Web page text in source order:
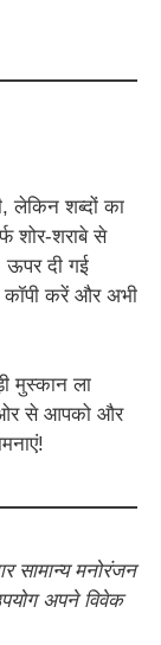
लेकिन शब्दों का
शोर-शराबे से
दी गई
कॉपी करें और अभी
मुस्कान ला
ओर से आपको और
सामान्य मनोरंजन
अपने विवेक